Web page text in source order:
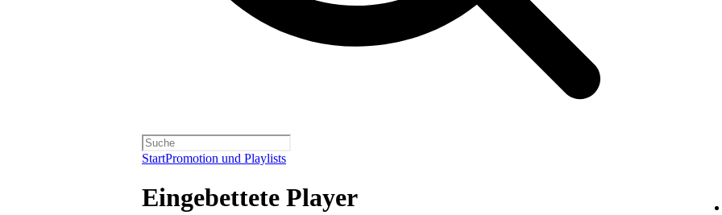
StartPromotion und Playlists
Eingebettete Player